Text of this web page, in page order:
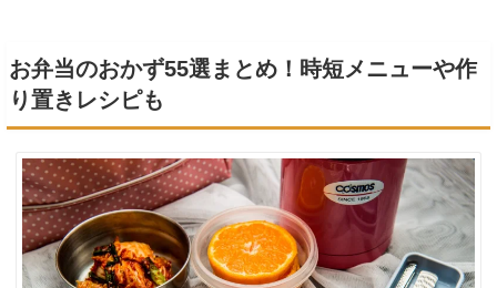
お弁当のおかず55選まとめ！時短メニューや作
り置きレシピも